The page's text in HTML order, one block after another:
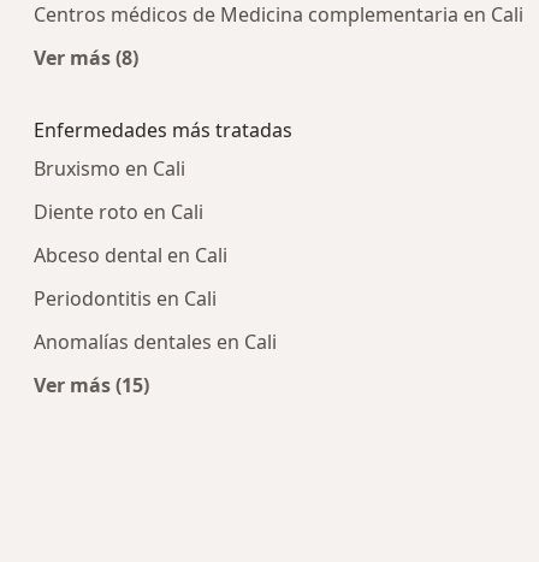
Centros médicos de Medicina complementaria en Cali
Ver más (8)
Enfermedades más tratadas
Bruxismo en Cali
Diente roto en Cali
Abceso dental en Cali
Periodontitis en Cali
Anomalías dentales en Cali
Ver más (15)